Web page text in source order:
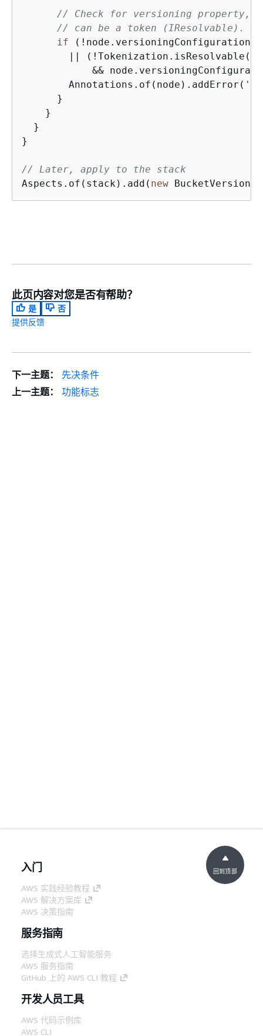
// Check for versioning property,
// can be a token (IResolvable).
if (!node.versioningConfiguration
||
&&
        Annotations.of(node).addError(
      }
    }
  }
}
// Later, apply to the stack
Aspects.of(stack).add( new
此页内容对您是否有帮助？
是
否
提供反馈
下一主题：
先决条件
上一主题：
功能标志
入门
AWS 实践经验教程
AWS 解决方案库
AWS 决策指南
服务指南
选择生成式人工智能服务
AWS 服务指南
GitHub 上的 AWS CLI 教程
开发人员工具
AWS 代码示例库
AWS CLI
回到顶部